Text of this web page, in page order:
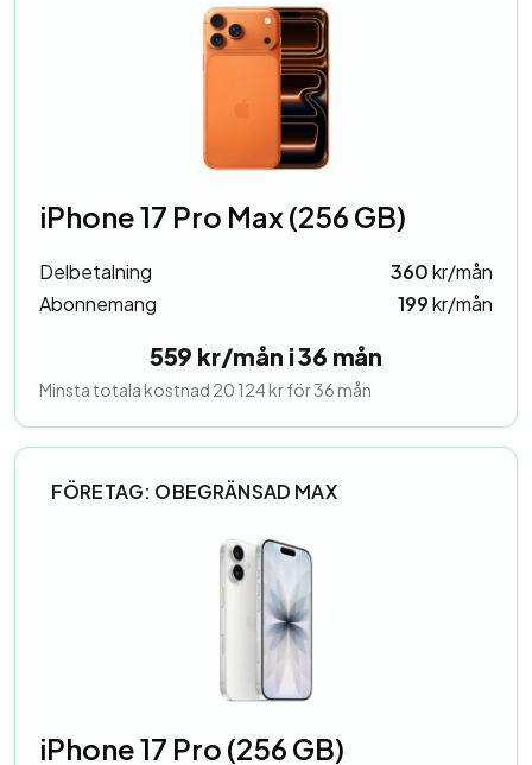
iPhone 17 Pro Max (256 GB)
Delbetalning 360kr/mån
Abonnemang
199kr/mån
559 kr/mån i 36 mån
Minsta totala kostnad 20 124 kr för 36 mån
FÖRETAG: OBEGRÄNSAD MAX
iPhone 17 Pro (256 GB)